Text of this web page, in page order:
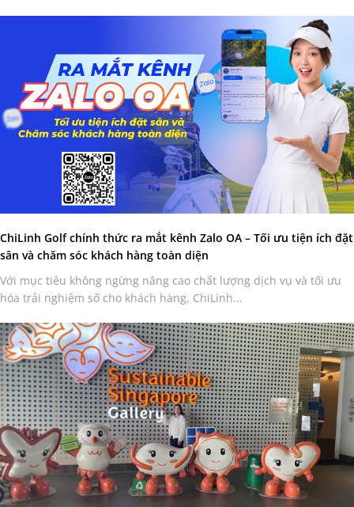
ChiLinh Golf chính thức ra mắt kênh Zalo OA – Tối ưu tiện ích đặt
sân và chăm sóc khách hàng toàn diện
Với mục tiêu không ngừng nâng cao chất lượng dịch vụ và tối ưu
hóa trải nghiệm số cho khách hàng, ChiLinh...